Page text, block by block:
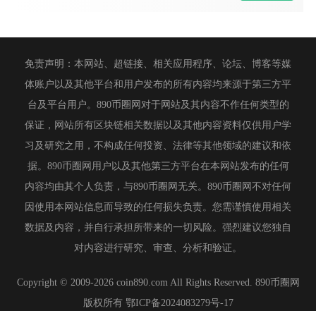
免责声明：本网站、超链接、相关应用程序、论坛、博客等媒
体账户以及其他平台和用户发布的所有内容均来源于第三方平
台及平台用户。890币圈网对于网站及其内容不作任何类型的
保证，网站所有区块链相关数据以及其他内容资料仅供用户学
习及研究之用，不构成任何投资、法律等其他领域的建议和依
据。890币圈网用户以及其他第三方平台在本网站发布的任何
内容均由其个人负责，与890币圈网无关。890币圈网不对任何
因使用本网站信息而导致的任何损失负责。您需谨慎使用相关
数据及内容，并自行承担所带来的一切风险。强烈建议您独自
对内容进行研究、审查、分析和验证。
Copyright © 2009-2026 coin890.com All Rights Reserved. 890币圈网
版权所有 鄂ICP备2024083279号-17